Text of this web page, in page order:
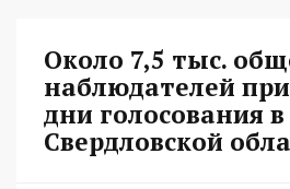
Около 7,5 тыс.
наблюдателей
дни голосования в
Свердловской